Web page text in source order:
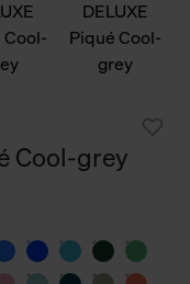
Cool-grey